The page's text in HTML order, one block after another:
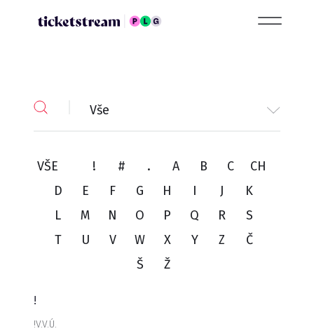
Vše
VŠE ! # . A B C
CH
D
E F G H I J
K
L
M N O P Q R
S
T
U V W X Y Z
Č
Š
Ž
!
!V.V.Ú.